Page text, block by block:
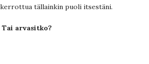
tällainkin puoli itsestäni.
arvasitko?